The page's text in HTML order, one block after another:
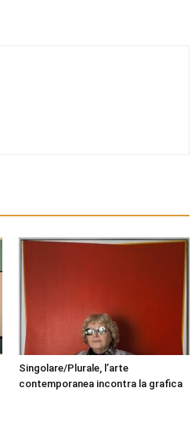
Singolare/Plurale, l’arte
contemporanea incontra la grafica